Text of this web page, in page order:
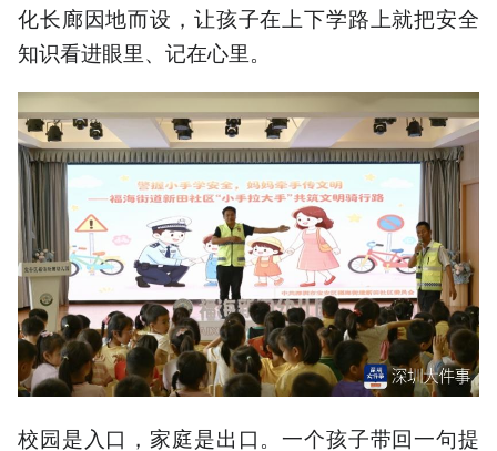
化长廊因地而设，让孩子在上下学路上就把安全
知识看进眼里、记在心里。
校园是入口，家庭是出口。一个孩子带回一句提